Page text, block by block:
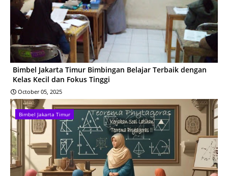
Bimbel Jakarta Timur Bimbingan Belajar Terbaik dengan
Kelas Kecil dan Fokus Tinggi
October 05, 2025
Bimbel Jakarta Timur